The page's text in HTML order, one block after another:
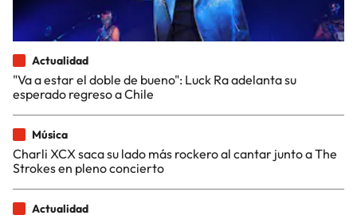
Actualidad
"Va a estar el doble de bueno": Luck Ra adelanta su
esperado regreso a Chile
Música
Charli XCX saca su lado más rockero al cantar junto a The
Strokes en pleno concierto
Actualidad